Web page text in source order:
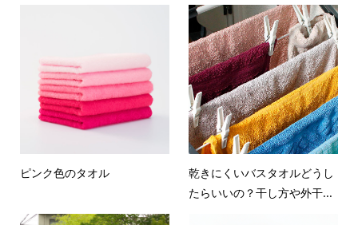
ピンク色のタオル
乾きにくいバスタオルどうし
たらいいの？干し方や外干...